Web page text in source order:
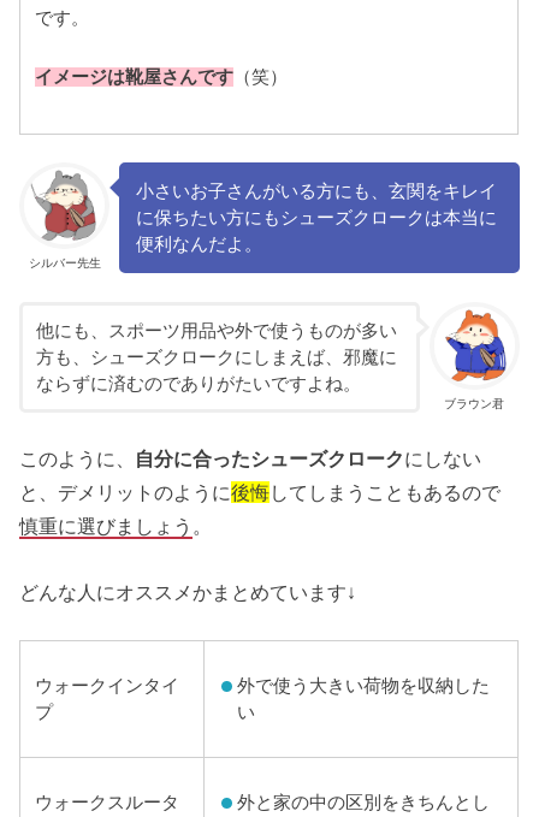
です。
イメージは靴屋さんです （笑）
シルバー先生
小さいお子さんがいる方にも、玄関をキレイ
に保ちたい方にもシューズクロークは本当に
便利なんだよ。
ブラウン君
他にも、スポーツ用品や外で使うものが多い
方も、シューズクロークにしまえば、邪魔に
ならずに済むのでありがたいですよね。
このように、 自分に合ったシューズクロークにしない
と、デメリットのように後悔してしまうこともあるので
慎重に選びましょう 。
どんな人にオススメかまとめています↓
ウォークインタイ
プ
外で使う大きい荷物を収納した
い
ウォークスルータ
外と家の中の区別をきちんとし